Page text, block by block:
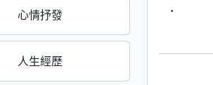
心情抒發
人生經歷
·